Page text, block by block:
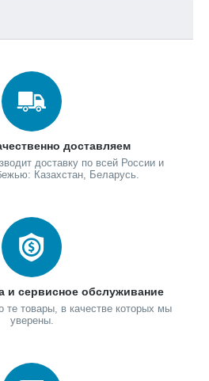
доставляем
доставку по всей России и
Казахстан, Беларусь.
и сервисное обслуживание
те товары, в качестве которых мы
уверены.